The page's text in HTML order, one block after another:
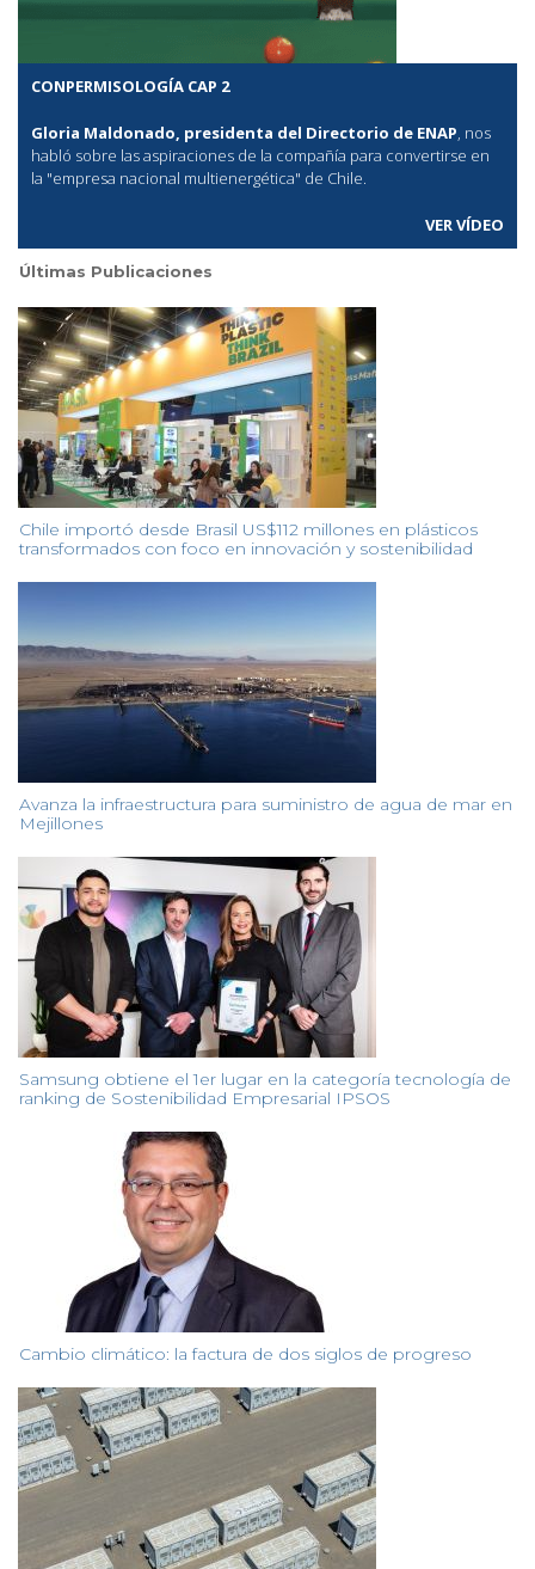
CONPERMISOLOGÍA CAP 2
Gloria Maldonado, presidenta del Directorio de ENAP, nos
habló sobre las aspiraciones de la compañía para convertirse en
la "empresa nacional multienergética" de Chile.
VER VÍDEO
Últimas Publicaciones
Chile importó desde Brasil US$112 millones en plásticos
transformados con foco en innovación y sostenibilidad
Avanza la infraestructura para suministro de agua de mar en
Mejillones
Samsung obtiene el 1er lugar en la categoría tecnología de
ranking de Sostenibilidad Empresarial IPSOS
Cambio climático: la factura de dos siglos de progreso